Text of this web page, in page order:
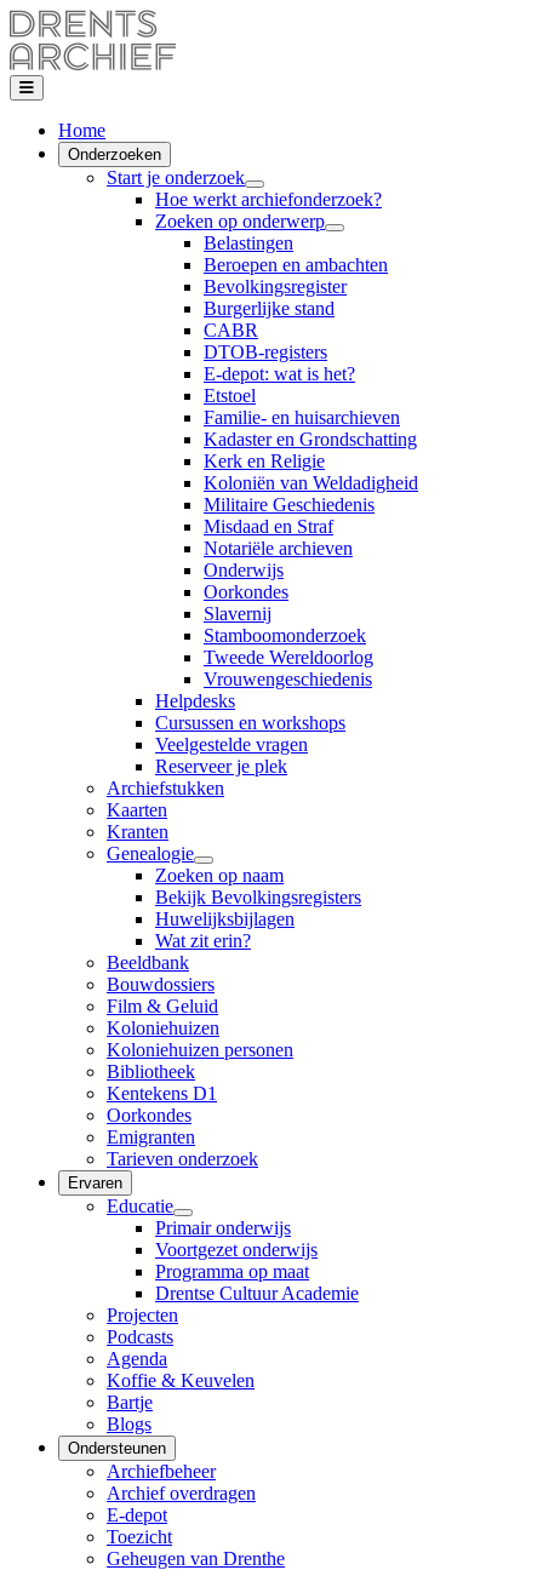
Home
Onderzoeken
Start je onderzoek
Hoe werkt archiefonderzoek?
Zoeken op onderwerp
Belastingen
Beroepen en ambachten
Bevolkingsregister
Burgerlijke stand
CABR
DTOB-registers
E-depot: wat is het?
Etstoel
Familie- en huisarchieven
Kadaster en Grondschatting
Kerk en Religie
Koloniën van Weldadigheid
Militaire Geschiedenis
Misdaad en Straf
Notariële archieven
Onderwijs
Oorkondes
Slavernij
Stamboomonderzoek
Tweede Wereldoorlog
Vrouwengeschiedenis
Helpdesks
Cursussen en workshops
Veelgestelde vragen
Reserveer je plek
Archiefstukken
Kaarten
Kranten
Genealogie
Zoeken op naam
Bekijk Bevolkingsregisters
Huwelijksbijlagen
Wat zit erin?
Beeldbank
Bouwdossiers
Film & Geluid
Koloniehuizen
Koloniehuizen personen
Bibliotheek
Kentekens D1
Oorkondes
Emigranten
Tarieven onderzoek
Ervaren
Educatie
Primair onderwijs
Voortgezet onderwijs
Programma op maat
Drentse Cultuur Academie
Projecten
Podcasts
Agenda
Koffie & Keuvelen
Bartje
Blogs
Ondersteunen
Archiefbeheer
Archief overdragen
E-depot
Toezicht
Geheugen van Drenthe